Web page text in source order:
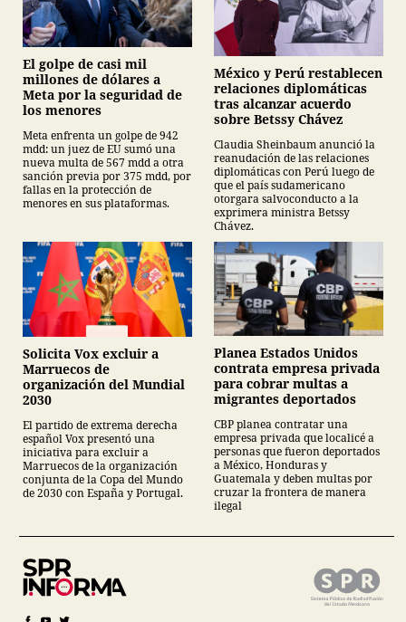
El golpe de casi mil
millones de dólares a
Meta por la seguridad de
los menores
Meta enfrenta un golpe de 942
mdd: un juez de EU sumó una
nueva multa de 567 mdd a otra
sanción previa por 375 mdd, por
fallas en la protección de
menores en sus plataformas.
México y Perú restablecen
relaciones diplomáticas
tras alcanzar acuerdo
sobre Betssy Chávez
Claudia Sheinbaum anunció la
reanudación de las relaciones
diplomáticas con Perú luego de
que el país sudamericano
otorgara salvoconducto a la
exprimera ministra Betssy
Chávez.
Solicita Vox excluir a
Marruecos de
organización del Mundial
2030
El partido de extrema derecha
español Vox presentó una
iniciativa para excluir a
Marruecos de la organización
conjunta de la Copa del Mundo
de 2030 con España y Portugal.
Planea Estados Unidos
contrata empresa privada
para cobrar multas a
migrantes deportados
CBP planea contratar una
empresa privada que localicé a
personas que fueron deportados
a México, Honduras y
Guatemala y deben multas por
cruzar la frontera de manera
ilegal